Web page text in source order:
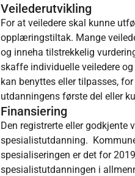
Veilederutvikling
For at veiledere skal kunne
opplæringstiltak. Mange
og inneha tilstrekkelig
skaffe individuelle veiledere
kan benyttes eller tilpasses,
utdanningens første del eller
Finansiering
Den registrerte eller
spesialistutdanning.
spesialiseringen er det for
spesialistutdanningen i